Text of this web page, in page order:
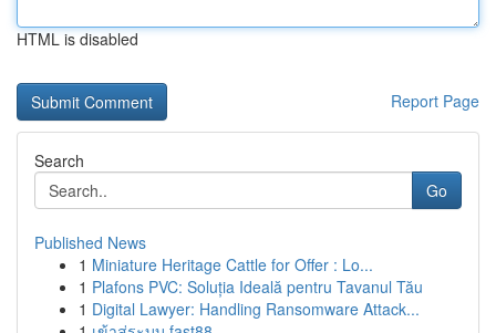
HTML is disabled
Report Page
Search
Go
Published News
1 Miniature Heritage Cattle for Offer : Lo...
1 Plafons PVC: Soluția Ideală pentru Tavanul Tău
1 Digital Lawyer: Handling Ransomware Attack...